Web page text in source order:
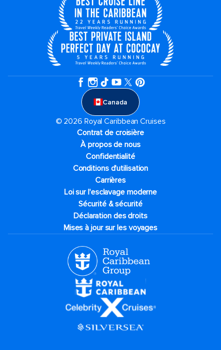
Canada
© 2026 Royal Caribbean Cruises
Contrat de croisière
À propos de nous
Confidentialité
Conditions d'utilisation
Carrières
Loi sur l'esclavage moderne
Sécurité & sécurité
Déclaration des droits
Mises à jour sur les voyages